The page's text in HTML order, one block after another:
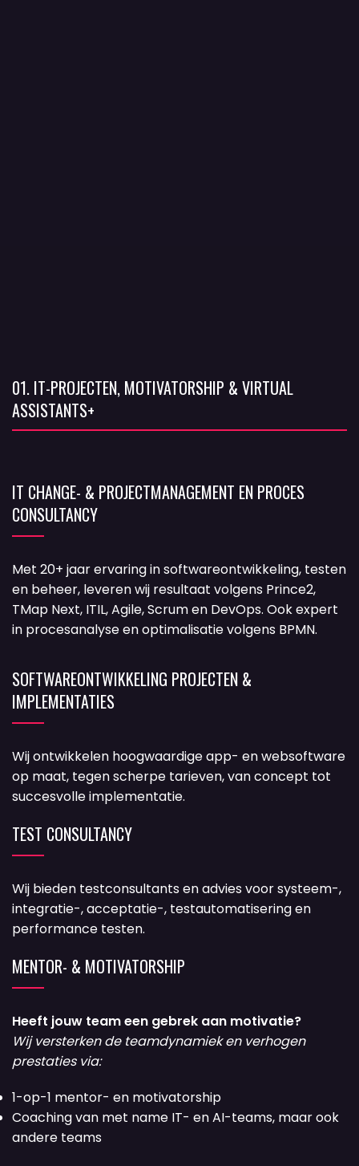
01. IT-PROJECTEN, MOTIVATORSHIP & VIRTUAL
ASSISTANTS+
IT CHANGE- & PROJECTMANAGEMENT EN PROCES
CONSULTANCY
Met 20+ jaar ervaring in softwareontwikkeling, testen
en beheer, leveren wij resultaat volgens Prince2,
TMap Next, ITIL, Agile, Scrum en DevOps. Ook expert
in procesanalyse en optimalisatie volgens BPMN.
SOFTWAREONTWIKKELING PROJECTEN &
IMPLEMENTATIES
Wij ontwikkelen hoogwaardige app- en websoftware
op maat, tegen scherpe tarieven, van concept tot
succesvolle implementatie.
TEST CONSULTANCY
Wij bieden testconsultants en advies voor systeem-,
integratie-, acceptatie-, testautomatisering en
performance testen.
MENTOR- & MOTIVATORSHIP
Heeft jouw team een gebrek aan motivatie?
Wij versterken de teamdynamiek en verhogen
prestaties via:
1-op-1 mentor- en motivatorship
Coaching van met name IT- en AI-teams, maar ook
andere teams